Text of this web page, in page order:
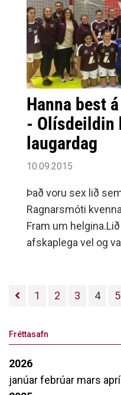
Hanna best
- Olísdeildin
laugardag
10.09.2015
Það voru sex lið
Ragnarsmóti
Fram um
afskaplega vel og
33-30 sigur á ÍBV í
því að hún var
1 2 3 4 5
Fréttasafn
2026
janúarfebrúar mars apríl